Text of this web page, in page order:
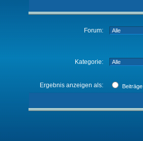
Forum:
Kategorie:
Ergebnis anzeigen als: Beiträge